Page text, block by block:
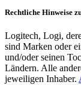
Rechtliche Hinweise
Logitech, Logi,
sind Marken oder
und/oder seinen
Ländern. Alle
jeweiligen Inhaber.